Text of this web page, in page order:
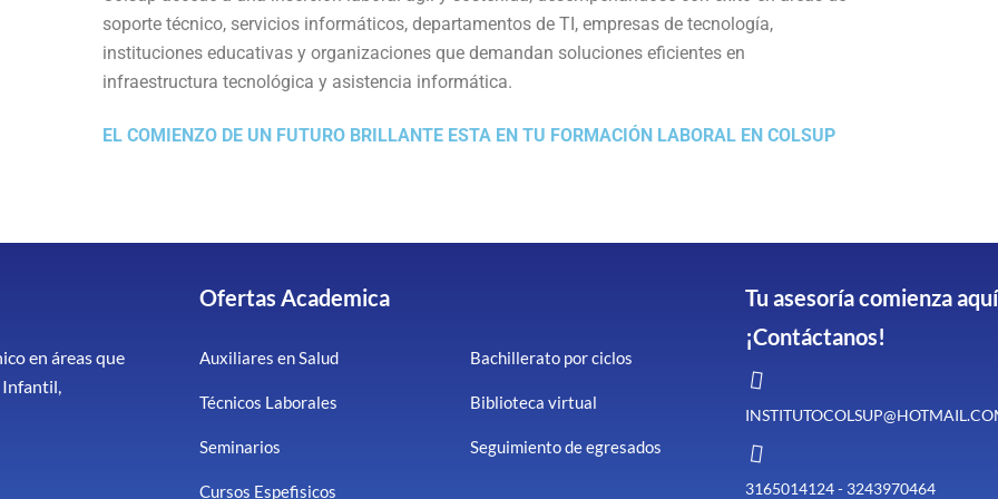
soporte técnico, servicios informáticos, departamentos de TI, empresas de tecnología,
instituciones educativas y organizaciones que demandan soluciones eficientes en
infraestructura tecnológica y asistencia informática.
EL COMIENZO DE UN FUTURO BRILLANTE ESTA EN TU FORMACIÓN LABORAL EN COLSUP
en áreas que
Infantil,
Ofertas Academica
Auxiliares en Salud
Técnicos Laborales
Seminarios
Cursos Espefisicos
Bachillerato por ciclos
Biblioteca virtual
Seguimiento de egresados
Tu asesoría comienza
¡Contáctanos!
3165014124 - 3243970464